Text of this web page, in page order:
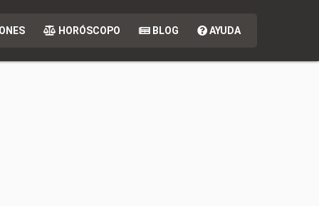
HORÓSCOPO BLOG AYUDA